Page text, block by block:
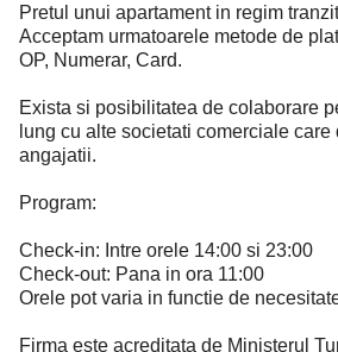
Pretul unui apartament in regim
Acceptam urmatoarele metode de
OP, Numerar, Card.
Exista si posibilitatea de colaborare
lung cu alte societati comerciale
angajatii.
Program:
Check-in: Intre orele 14:00 si 23:00
Check-out: Pana in ora 11:00
Orele pot varia in functie de
Firma este acreditata de Ministerul